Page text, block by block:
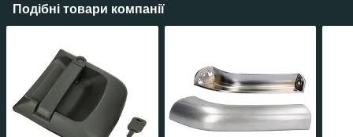
Подібні товари компанії